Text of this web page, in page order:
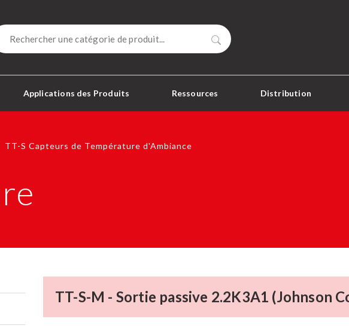
Applications des Produits Ressources Distribution
Rechercher
TT-S Capteurs de Température d'Ambiance
TT-S-M - Sortie passive 2.2K3A1 (Johnson